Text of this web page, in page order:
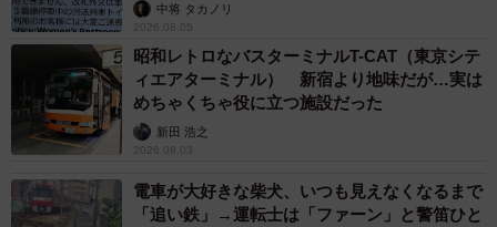
原型をとどめる1000系も存在する
中将 タカノリ
2026.08.05
昭和レトロなバスターミナルT-CAT（東京シテ
ィエアターミナル） 新宿より地味だが…実は
めちゃくちゃ役に立つ施設だった
新田 浩之
2026.08.03
電車が大好きな柴犬、いつも見えなくなるまで
「追い鉄」→運転士は「ファーン」と警笛ひと